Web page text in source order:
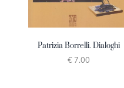
Patrizia Borrelli. Dialoghi
€ 7.00